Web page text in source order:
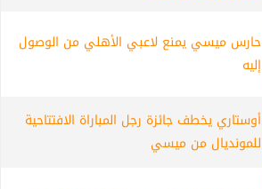
حارس ميسي يمنع لاعبي الأهلي من الوصول
إليه
أوستاري يخطف جائزة رجل المباراة الافتتاحية
للمونديال من ميسي